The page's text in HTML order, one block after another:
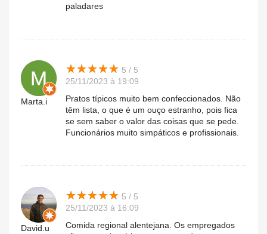
paladares
Marta.i
★★★★★
★★★★★ 5 / 5
25/11/2023 à 19:09
Pratos típicos muito bem confeccionados. Não
têm lista, o que é um ouço estranho, pois fica
se sem saber o valor das coisas que se pede.
Funcionários muito simpáticos e profissionais.
David.u
★★★★★
★★★★★ 5 / 5
25/11/2023 à 16:09
Comida regional alentejana. Os empregados